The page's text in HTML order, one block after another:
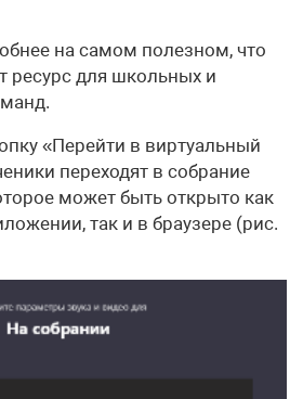
на самом полезном, что
ресурс для школьных и
«Перейти в виртуальный
переходят в собрание
может быть открыто как
так и в браузере (рис.